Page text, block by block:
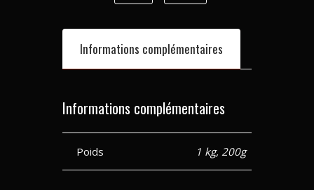
Informations complémentaires
Informations complémentaires
Poids 1 kg, 200g